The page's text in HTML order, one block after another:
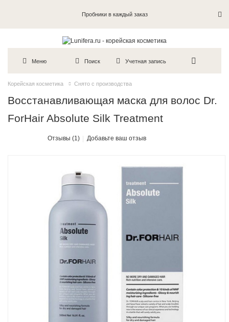
Пробники в каждый заказ
Меню Поиск Учетная запись
Корейская косметика Снято с производства
Восстанавливающая маска для волос Dr.
ForHair Absolute Silk Treatment
Отзывы (1) Добавьте ваш отзыв